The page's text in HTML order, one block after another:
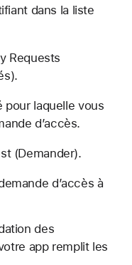
dans la liste
Requests
pour laquelle vous
d’accès.
(Demander).
d’accès à
des
app remplit les